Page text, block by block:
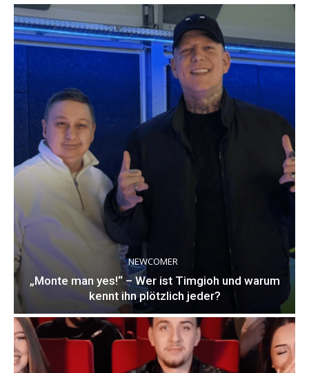
NEWCOMER
„Monte man yes!“ – Wer ist Timgioh und warum
kennt ihn plötzlich jeder?